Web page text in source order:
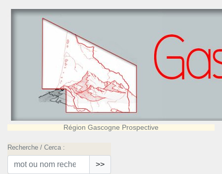
Région Gascogne Prospective
Recherche / Cerca :
>>